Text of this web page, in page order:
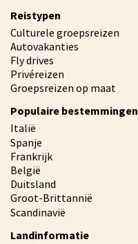
Reistypen
Culturele groepsreizen
Autovakanties
Fly drives
Privéreizen
Groepsreizen op maat
Populaire bestemmingen
Italië
Spanje
Frankrijk
België
Duitsland
Groot-Brittannië
Scandinavië
Landinformatie